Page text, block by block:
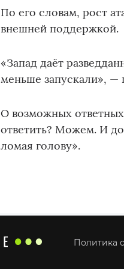
По его словам, рост
внешней поддержкой.
«Запад даёт
меньше запускали», —
О возможных
ответить? Можем. И
ломая голову».
Политика